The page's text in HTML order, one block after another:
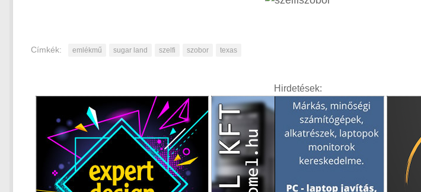
Címkék: emlékmű sugar land szelfi szobor texas
Hirdetések: